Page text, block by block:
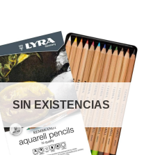
Añadir
a la
lista de
deseos
SIN EXISTENCIAS